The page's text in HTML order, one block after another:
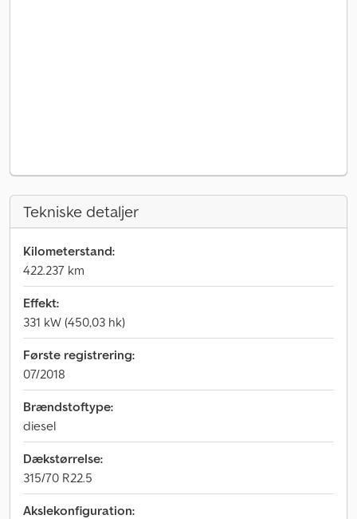
Tekniske detaljer
Kilometerstand:
422.237 km
Effekt:
331 kW (450,03 hk)
Første registrering:
07/2018
Brændstoftype:
diesel
Dækstørrelse:
315/70 R22.5
Akslekonfiguration: